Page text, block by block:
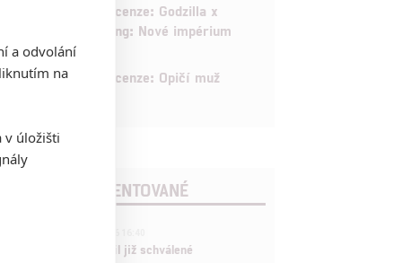
Recenze: Godzilla x
Kong: Nové impérium
8 Recenze: Opičí muž
POSLEDNÍ KOMENTOVANÉ
Marvel nečekaně zrušil již schválené
a odvolání
na
v úložišti